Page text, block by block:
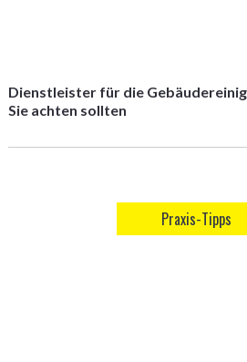
Dienstleister für die
Sie achten sollten
Praxis-Tipps